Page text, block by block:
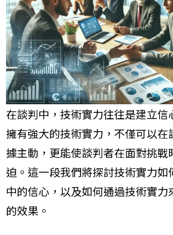
在談判中，技術實力往往是建立信
擁有強大的技術實力，不僅可以在
據主動，更能使談判者在面對挑戰
迫。這一段我們將探討技術實力如
中的信心，以及如何通過技術實力
的效果。